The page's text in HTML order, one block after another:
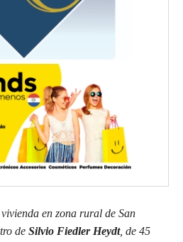
en zona rural de San
de Silvio Fiedler Heydt, de 45